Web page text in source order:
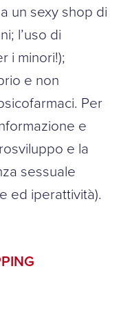
un sexy shop di
l’uso di
i minori!);
e non
Per
e
e la
sessuale
ed iperattività).